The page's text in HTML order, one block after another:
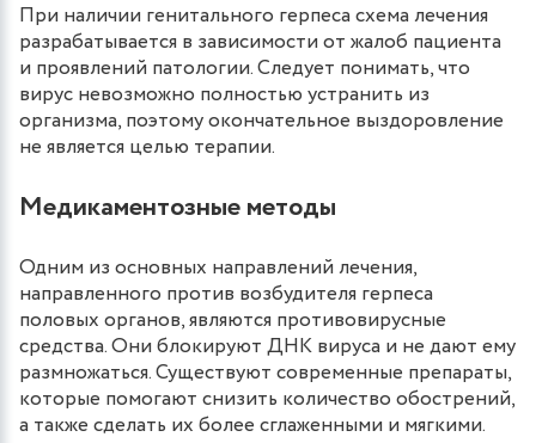
При наличии генитального герпеса схема лечения
разрабатывается в зависимости от жалоб пациента
и проявлений патологии. Следует понимать, что
вирус невозможно полностью устранить из
организма, поэтому окончательное выздоровление
не является целью терапии.
Медикаментозные методы
Одним из основных направлений лечения,
направленного против возбудителя герпеса
половых органов, являются противовирусные
средства. Они блокируют ДНК вируса и не дают ему
размножаться. Существуют современные препараты,
которые помогают снизить количество обострений,
а также сделать их более сглаженными и мягкими.